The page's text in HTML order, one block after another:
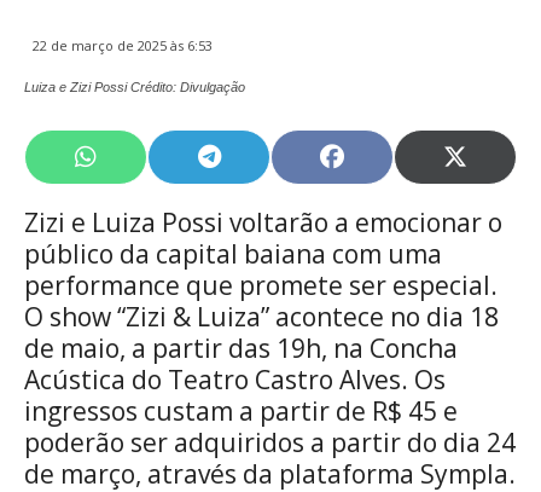
22 de março de 2025 às 6:53
Luiza e Zizi Possi Crédito: Divulgação
Share
on
WhatsApp
Share
on
Telegram
Share
on
Facebook
Share
on
X
Zizi e Luiza Possi voltarão a emocionar o
público da capital baiana com uma
performance que promete ser especial.
O show “Zizi & Luiza” acontece no dia 18
de maio, a partir das 19h, na Concha
Acústica do Teatro Castro Alves. Os
ingressos custam a partir de R$ 45 e
poderão ser adquiridos a partir do dia 24
de março, através da plataforma Sympla.